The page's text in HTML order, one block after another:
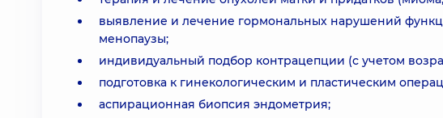
выявление и лечение гормональных нарушений
менопаузы;
индивидуальный подбор контрацепции (с учетом
подготовка к гинекологическим и пластическим
аспирационная биопсия эндометрия;